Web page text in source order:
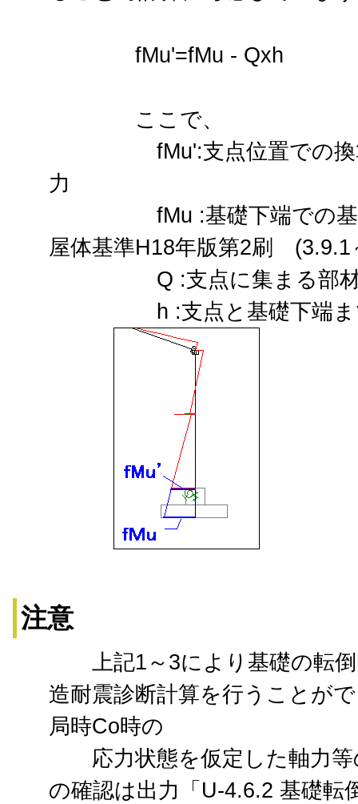
fMu'=fMu - Qxh
ここで、
fMu':支点位置での換算
力
fMu :基礎下端での基礎
屋体基準H18年版第2刷 (3.9.1
Q :支点に集まる部材か
h :支点と基礎下端ま
注意
上記1～3により基礎の転倒
造耐震診断計算を行うことが
局時Co時の
応力状態を仮定した軸力等
の確認は出力「U-4.6.2 基礎転